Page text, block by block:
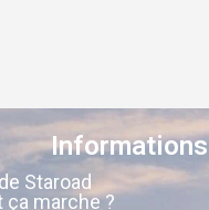
Informations
Staroad
ça marche ?